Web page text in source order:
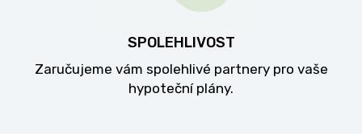
SPOLEHLIVOST
Zaručujeme vám spolehlivé partnery pro vaše
hypoteční plány.